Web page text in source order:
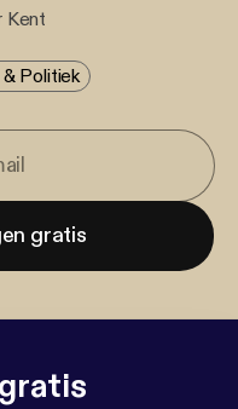
Kent
Politiek
gratis